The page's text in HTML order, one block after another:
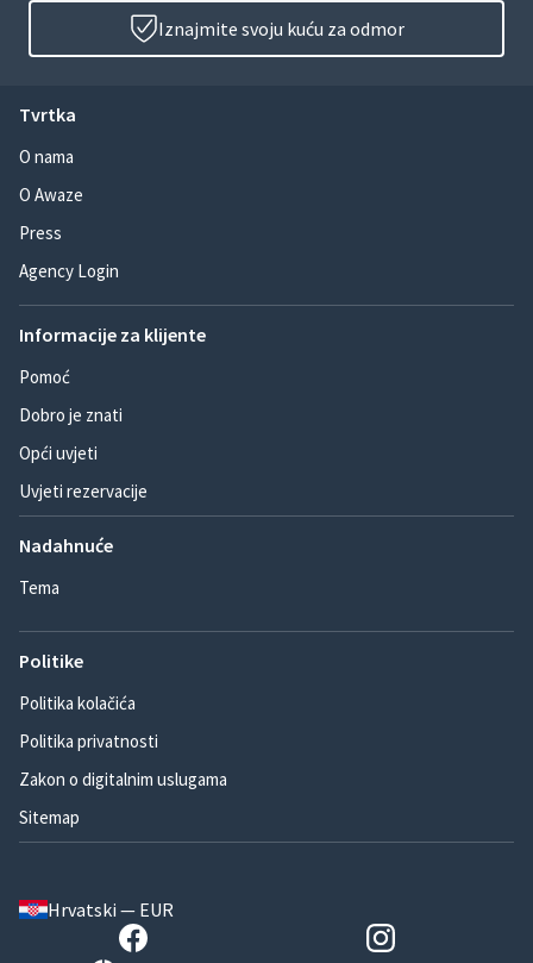
Iznajmite svoju kuću za odmor
Tvrtka
O nama
O Awaze
Press
Agency Login
Informacije za klijente
Pomoć
Dobro je znati
Opći uvjeti
Uvjeti rezervacije
Nadahnuće
Tema
Politike
Politika kolačića
Politika privatnosti
Zakon o digitalnim uslugama
Sitemap
Hrvatski — EUR